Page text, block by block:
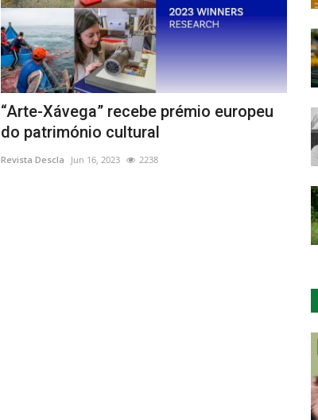
“Arte-Xávega” recebe prémio europeu
do património cultural
Revista Descla Jun 16, 2023 2238